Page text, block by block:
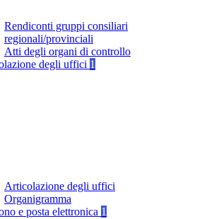
Rendiconti gruppi consiliari
regionali/provinciali
Atti degli organi di controllo
degli uffici 1
Articolazione degli uffici
Organigramma
e posta elettronica 1